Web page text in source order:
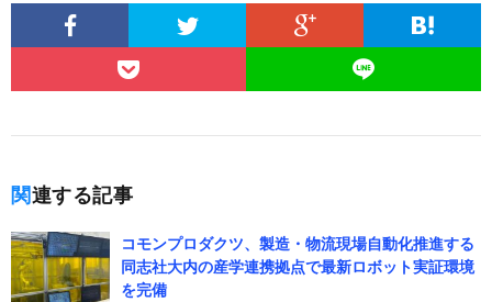
関連する記事
コモンプロダクツ、製造・物流現場自動化推進する
同志社大内の産学連携拠点で最新ロボット実証環境
を完備